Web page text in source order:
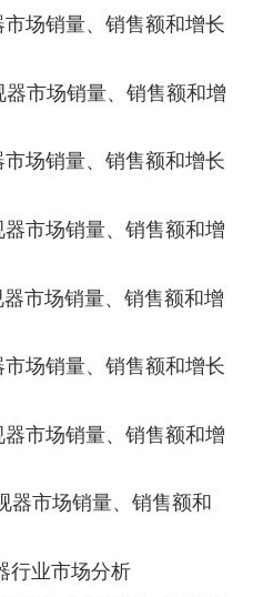
场销量、销售额和增长
市场销量、销售额和增
场销量、销售额和增长
市场销量、销售额和增
市场销量、销售额和增
场销量、销售额和增长
市场销量、销售额和增
器市场销量、销售额和
行业市场分析